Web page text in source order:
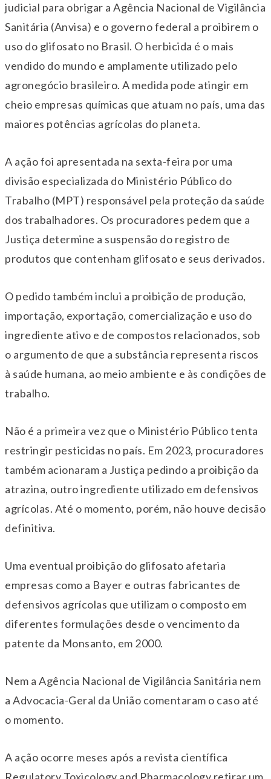
judicial para obrigar a Agência Nacional de Vigilância
Sanitária (Anvisa) e o governo federal a proibirem o
uso do glifosato no Brasil. O herbicida é o mais
vendido do mundo e amplamente utilizado pelo
agronegócio brasileiro. A medida pode atingir em
cheio empresas químicas que atuam no país, uma das
maiores potências agrícolas do planeta.
A ação foi apresentada na sexta-feira por uma
divisão especializada do Ministério Público do
Trabalho (MPT) responsável pela proteção da saúde
dos trabalhadores. Os procuradores pedem que a
Justiça determine a suspensão do registro de
produtos que contenham glifosato e seus derivados.
O pedido também inclui a proibição de produção,
importação, exportação, comercialização e uso do
ingrediente ativo e de compostos relacionados, sob
o argumento de que a substância representa riscos
à saúde humana, ao meio ambiente e às condições de
trabalho.
Não é a primeira vez que o Ministério Público tenta
restringir pesticidas no país. Em 2023, procuradores
também acionaram a Justiça pedindo a proibição da
atrazina, outro ingrediente utilizado em defensivos
agrícolas. Até o momento, porém, não houve decisão
definitiva.
Uma eventual proibição do glifosato afetaria
empresas como a Bayer e outras fabricantes de
defensivos agrícolas que utilizam o composto em
diferentes formulações desde o vencimento da
patente da Monsanto, em 2000.
Nem a Agência Nacional de Vigilância Sanitária nem
a Advocacia-Geral da União comentaram o caso até
o momento.
A ação ocorre meses após a revista científica